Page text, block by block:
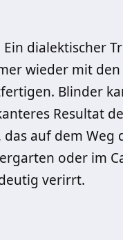
dialektischer
wieder mit
Blinder
Resultat
auf dem
oder im
verirrt.